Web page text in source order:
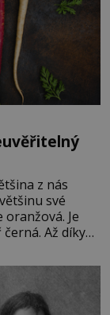
z nás
své
Je
Až díky
představit.